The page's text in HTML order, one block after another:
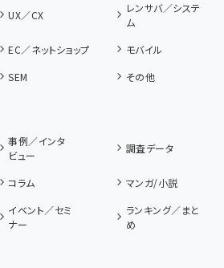
UX／CX
レンサバ／システ
ム
EC／ネットショップ
モバイル
SEM その他
事例／インタ
ビュー
調査データ
コラム
マンガ/小説
イベント／セミ
ナー
ランキング／まと
め